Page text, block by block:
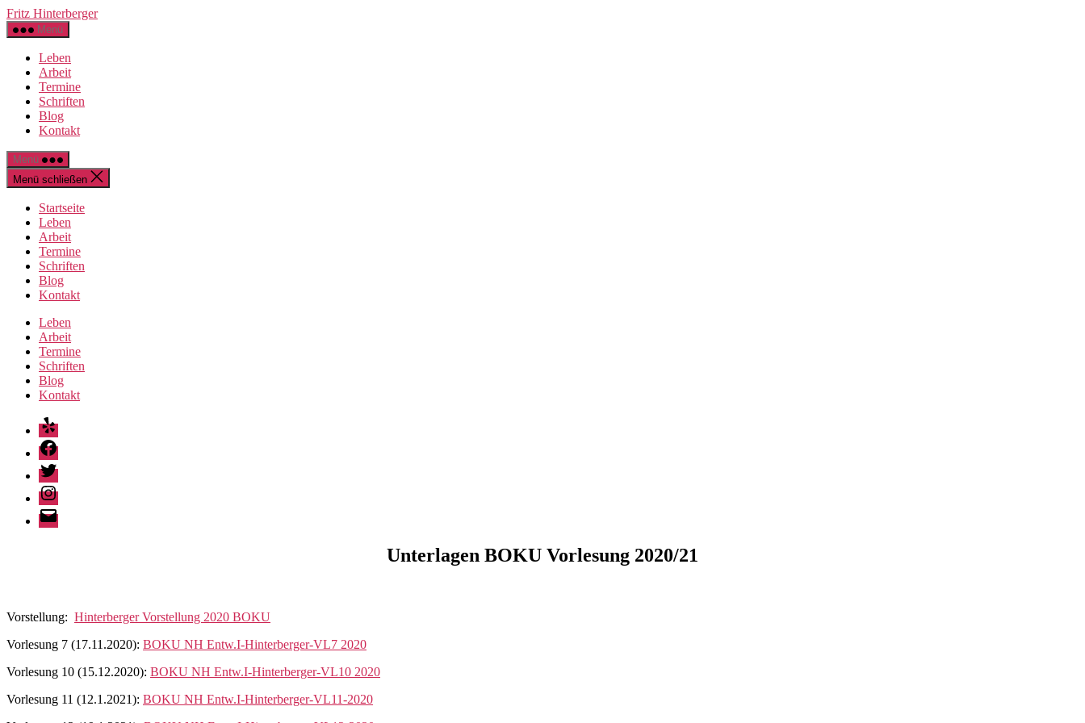
Direkt
zum
Inhalt
wechseln
Fritz Hinterberger
Menü
Leben
Arbeit
Termine
Schriften
Blog
Kontakt
Menü
Menü schließen
Startseite
Leben
Arbeit
Termine
Schriften
Blog
Kontakt
Leben
Arbeit
Termine
Schriften
Blog
Kontakt
Yelp
Facebook
Twitter
Instagram
E-
Mail
Unterlagen BOKU Vorlesung 2020/21
Vorstellung: Hinterberger Vorstellung 2020 BOKU
Vorlesung 7 (17.11.2020): BOKU NH Entw.I-Hinterberger-VL7 2020
Vorlesung 10 (15.12.2020): BOKU NH Entw.I-Hinterberger-VL10 2020
Vorlesung 11 (12.1.2021): BOKU NH Entw.I-Hinterberger-VL11-2020